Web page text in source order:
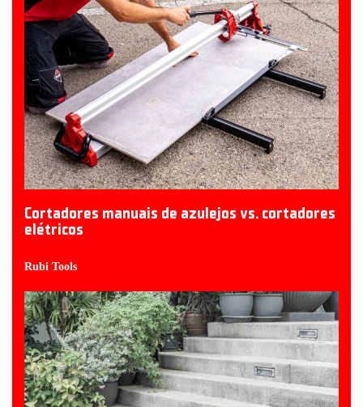
Cortadores manuais de azulejos vs. cortadores
elétricos
Rubi Tools